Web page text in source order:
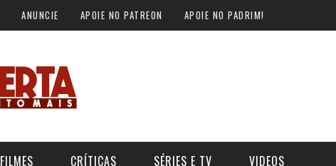
ANUNCIE APOIE NO PATREON APOIE NO PADRIM!
FILMES CRÍTICAS SÉRIES E TV VIDEOS